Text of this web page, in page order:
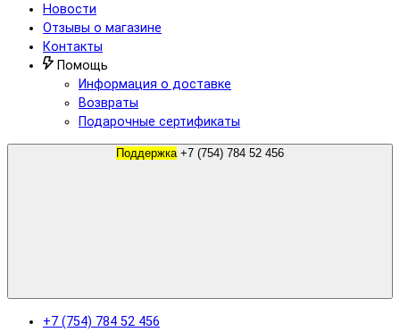
Новости
Отзывы о магазине
Контакты
Помощь
Информация о доставке
Возвраты
Подарочные сертификаты
Поддержка
+7 (754) 784 52 456